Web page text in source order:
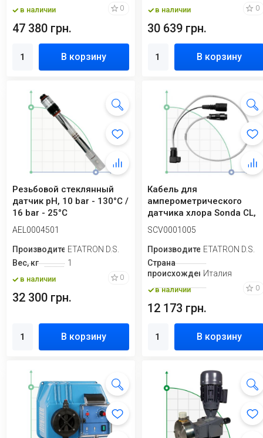
в наличии 0
47 380 грн.
В корзину
в наличии 0
30 639 грн.
В корзину
Резьбовой стеклянный
датчик рН, 10 bar - 130°C /
16 bar - 25°C
AEL0004501
ПроизводительETATRON D.S.
Вес, кг
1
в наличии 0
32 300 грн.
В корзину
Кабель для
амперометрического
датчика хлора Sonda CL,
(DLX(B)/BT/eSelect), 2 м
SCV0001005
ПроизводительETATRON D.S.
Страна
происхожденияИталия
в наличии 0
12 173 грн.
В корзину